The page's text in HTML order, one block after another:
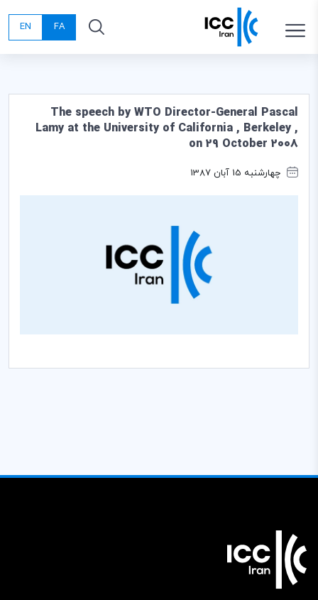
FA
EN
The speech by WTO Director-General Pascal
Lamy at the University of California , Berkeley ,
on 29 October 2008
چهارشنبه 15 آبان 1387